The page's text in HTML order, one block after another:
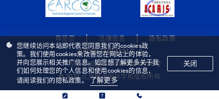
导览页 法律信息
隐私政策
京ICP备15027121号-2
京公网安备 11010502043706号
© 2022 北京耀中国际学校版权所有
您继续访问本站即代表您同意我们的cookies政
策。我们使用cookies来改善您在网站上的体验，
并向您展示相关推广信息。如您想了解更多关于我
们如何处理您的个人信息和使用cookies的信息，
请阅读我们的隐私政策。了解更多
关闭